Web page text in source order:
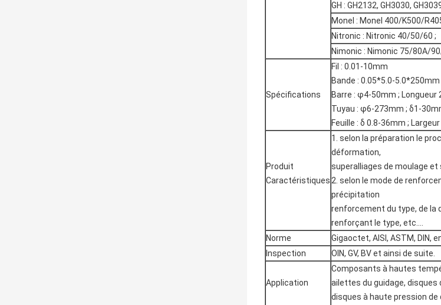
GH : GH2132, GH3030,
Monel : Monel 400/K500/
Nitronic : Nitronic 40/50/60 ;
Nimonic : Nimonic 75/80A/
Spécifications
Fil : 0.01-10mm
Bande : 0.05*5.0-5.0*250mm
Barre : φ4-50mm ; Longueur
Tuyau : φ6-273mm ; δ1-
Feuille : δ 0.8-36mm ;
Produit
Caractéristiques
1. selon la préparation le
déformation,
superalliages de moulage
2. selon le mode de
précipitation
renforcement du type, de la
renforçant le type, etc….
Norme
Gigaoctet, AISI, ASTM, DIN,
Inspection
OIN, GV, BV et ainsi de suite.
Application
Composants à hautes
ailettes du guidage, disques
disques à haute pression